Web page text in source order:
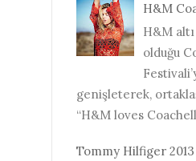
H&M
H&M
olduğu
genişleterek,
“H&M loves
Tommy Hilfiger